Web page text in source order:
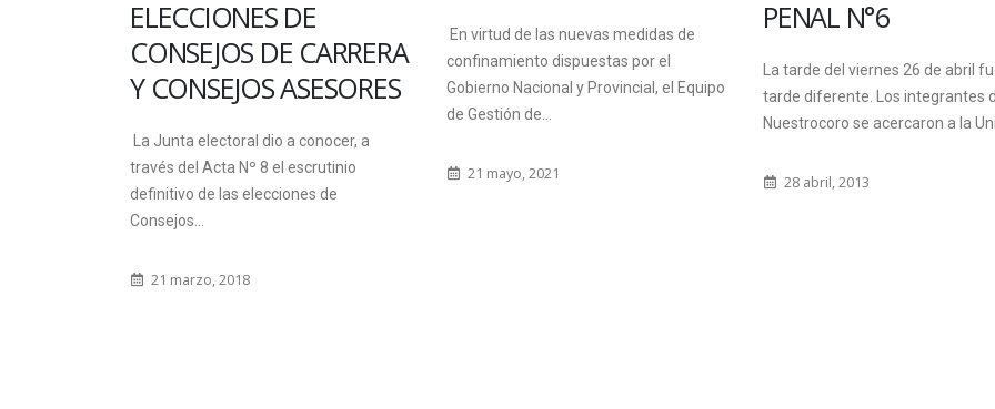
ELECCIONES DE
CONSEJOS DE CARRERA
Y CONSEJOS ASESORES
La Junta electoral dio a conocer, a
través del Acta Nº 8 el escrutinio
definitivo de las elecciones de
Consejos...
21 marzo, 2018
En virtud de las nuevas medidas de
confinamiento dispuestas por el
Gobierno Nacional y Provincial, el Equipo
de Gestión de...
21 mayo, 2021
PENAL N°6
La tarde del viernes 26 de abril
tarde diferente. Los integrantes
Nuestrocoro se acercaron a la
28 abril, 2013